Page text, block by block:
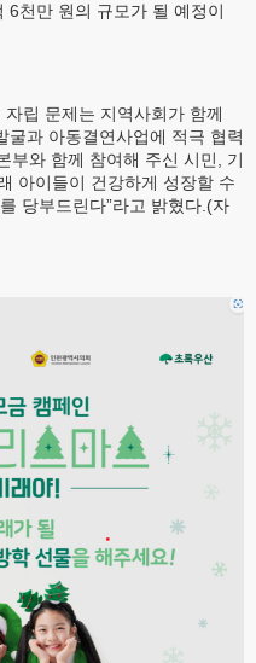
6천만 원의 규모가 될 예정이
립 문제는 지역사회가 함께
과 아동결연사업에 적극 협력
부와 함께 참여해 주신 시민, 기
아이들이 건강하게 성장할 수
당부드린다”라고 밝혔다.(자